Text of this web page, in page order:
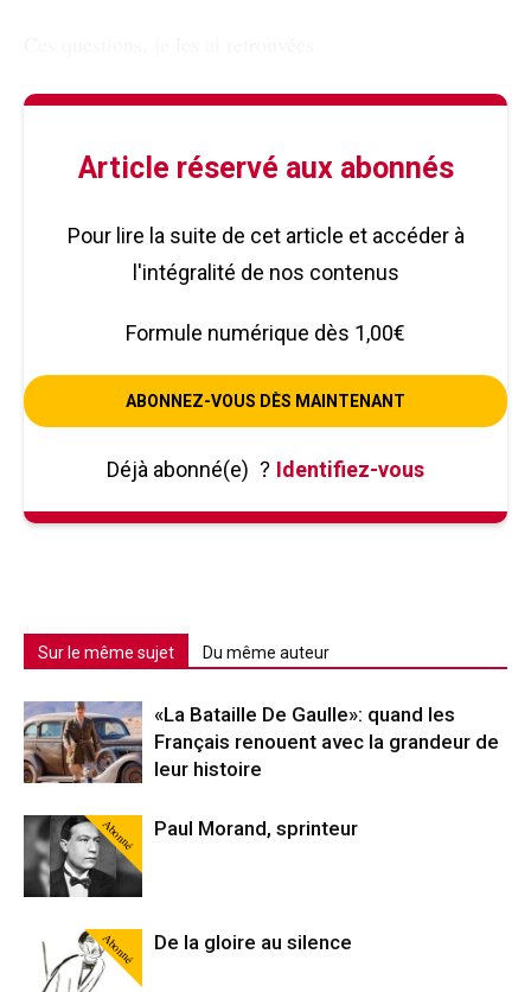
Article réservé aux abonnés
Pour lire la suite de cet article et accéder à
l'intégralité de nos contenus
Formule numérique dès 1,00€
ABONNEZ-VOUS DÈS MAINTENANT
Déjà abonné(e) ? Identifiez-vous
Sur le même sujet Du même auteur
«La Bataille De Gaulle»: quand les
Français renouent avec la grandeur de
leur histoire
Abonné Paul Morand, sprinteur
Abonné De la gloire au silence